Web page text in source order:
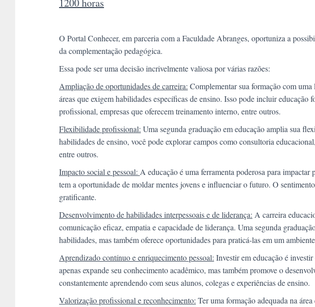
1200 horas
O Portal Conhecer, em parceria com a Faculdade Abranges, oportuniza a
da complementação pedagógica.
Essa pode ser uma decisão incrivelmente valiosa por várias razões:
Ampliação de oportunidades de carreira: Complementar sua formação com
áreas que exigem habilidades específicas de ensino. Isso pode incluir educação
profissional, empresas que oferecem treinamento interno, entre outros.
Flexibilidade profissional: Uma segunda graduação em educação amplia sua
habilidades de ensino, você pode explorar campos como consultoria
entre outros.
Impacto social e pessoal: A educação é uma ferramenta poderosa para
tem a oportunidade de moldar mentes jovens e influenciar o futuro. O
gratificante.
Desenvolvimento de habilidades interpessoais e de liderança: A carreira
comunicação eficaz, empatia e capacidade de liderança. Uma segunda
habilidades, mas também oferece oportunidades para praticá-las em um
Aprendizado contínuo e enriquecimento pessoal: Investir em educação é
apenas expande seu conhecimento acadêmico, mas também promove o
constantemente aprendendo com seus alunos, colegas e experiências de ensino.
Valorização profissional e reconhecimento: Ter uma formação adequada na